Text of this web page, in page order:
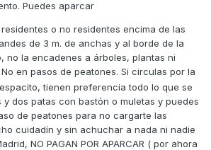
Puedes aparcar
o no residentes encima de las
de 3 m. de anchas y al borde de la
no la encadenes a árboles, plantas ni
en pasos de peatones. Si circulas por la
tienen preferencia todo lo que se
dos patas con bastón o muletas y puedes
de peatones para no cargarte las
cuidadín y sin achuchar a nada ni nadie
NO PAGAN POR APARCAR ( por ahora